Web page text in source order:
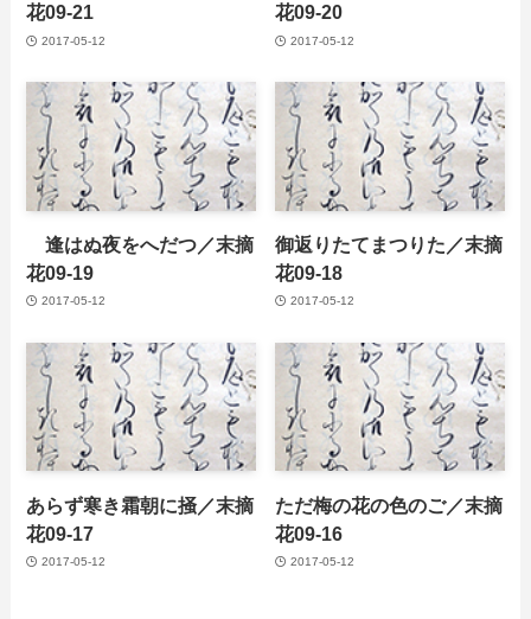
花09-21
2017-05-12
花09-20
2017-05-12
逢はぬ夜をへだつ／末摘
花09-19
2017-05-12
御返りたてまつりた／末摘
花09-18
2017-05-12
あらず寒き霜朝に掻／末摘
花09-17
2017-05-12
ただ梅の花の色のご／末摘
花09-16
2017-05-12